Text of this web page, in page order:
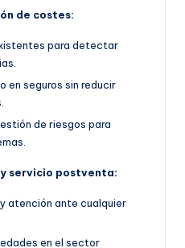
de costes:
para detectar
en seguros sin reducir
de riesgos para
servicio postventa:
atención ante cualquier
en el sector